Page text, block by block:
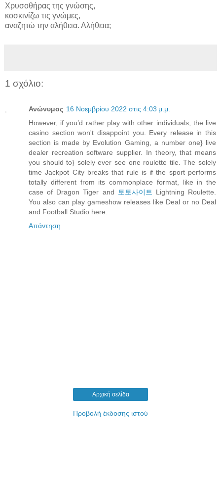
Χρυσοθήρας της γνώσης,
κοσκινίζω τις γνώμες,
αναζητώ την αλήθεια. Αλήθεια;
1 σχόλιο:
Ανώνυμος 16 Νοεμβρίου 2022 στις 4:03 μ.μ.
However, if you’d rather play with other individuals, the live
casino section won't disappoint you. Every release in this
section is made by Evolution Gaming, a number one} live
dealer recreation software supplier. In theory, that means
you should to} solely ever see one roulette tile. The solely
time Jackpot City breaks that rule is if the sport performs
totally different from its commonplace format, like in the
case of Dragon Tiger and 토토사이트 Lightning Roulette.
You also can play gameshow releases like Deal or no Deal
and Football Studio here.
Απάντηση
Αρχική σελίδα
Προβολή έκδοσης ιστού